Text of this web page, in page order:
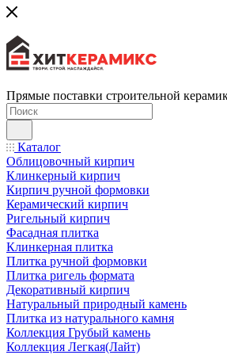
Прямые поставки строительной
Каталог
Облицовочный кирпич
Клинкерный кирпич
Кирпич ручной формовки
Керамический кирпич
Ригельный кирпич
Фасадная плитка
Клинкерная плитка
Плитка ручной формовки
Плитка ригель формата
Декоративный кирпич
Натуральный природный камень
Плитка из натурального камня
Коллекция Грубый камень
Коллекция Легкая(Лайт)